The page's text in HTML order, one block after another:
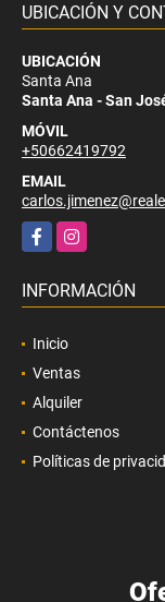
UBICACIÓN Y
UBICACIÓN
Santa Ana
Santa Ana - San
MÓVIL
+50662419792
EMAIL
FacebookInstagram
INFORMACIÓN
Inicio
Ventas
Alquiler
Contáctenos
Políticas de